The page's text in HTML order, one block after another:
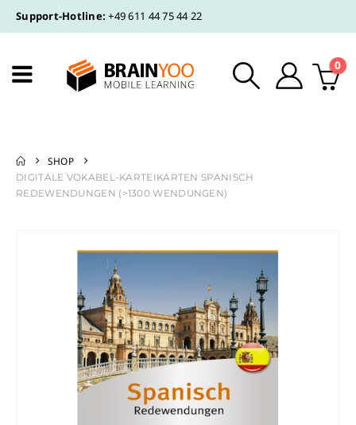
Support-Hotline: +49 611 44 75 44 22
0
SHOP
DIGITALE VOKABEL-KARTEIKARTEN SPANISCH
REDEWENDUNGEN (>1300 WENDUNGEN)